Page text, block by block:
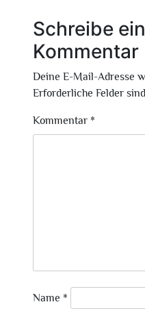
Schreibe
Kommentar
Deine E-Mail-Adresse
Erforderliche Felder
Kommentar *
Name *